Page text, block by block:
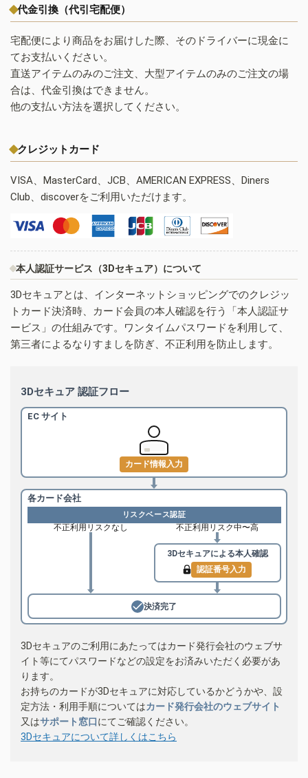
代金引換（代引宅配便）
宅配便により商品をお届けした際、そのドライバーに現金に
てお支払いください。
直送アイテムのみのご注文、大型アイテムのみのご注文の場
合は、代金引換はできません。
他の支払い方法を選択してください。
クレジットカード
VISA、MasterCard、JCB、AMERICAN EXPRESS、Diners
Club、discoverをご利用いただけます。
本人認証サービス（3Dセキュア）について
3Dセキュアとは、インターネットショッピングでのクレジッ
トカード決済時、カード会員の本人確認を行う「本人認証サ
ービス」の仕組みです。ワンタイムパスワードを利用して、
第三者によるなりすましを防ぎ、不正利用を防止します。
3Dセキュア 認証フロー
EC サイト
カード情報入力
各カード会社
リスクベース認証
不正利用リスクなし 不正利用リスク中〜高
3Dセキュアによる本人確認
認証番号入力
決済完了
3Dセキュアのご利用にあたってはカード発行会社のウェブサ
イト等にてパスワードなどの設定をお済みいただく必要があ
ります。
お持ちのカードが3Dセキュアに対応しているかどうかや、設
定方法・利用手順についてはカード発行会社のウェブサイト
又はサポート窓口にてご確認ください。
3Dセキュアについて詳しくはこちら